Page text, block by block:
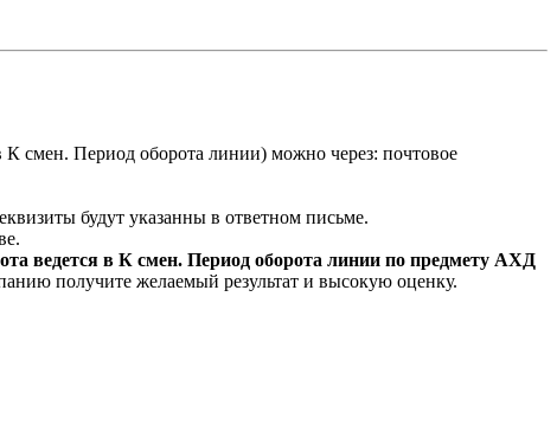
К смен. Период оборота линии) можно через: почтовое
будут указанны в ответном письме.
ведется в К смен. Период оборота линии по предмету АХД
получите желаемый результат и высокую оценку.